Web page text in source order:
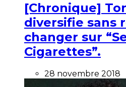
[Chronique]
diversifie sans
changer sur
Cigarettes”.
28 novembre 2018